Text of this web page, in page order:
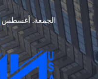
Skip
to
content
الجمعة. أغسطس 7th, 2026